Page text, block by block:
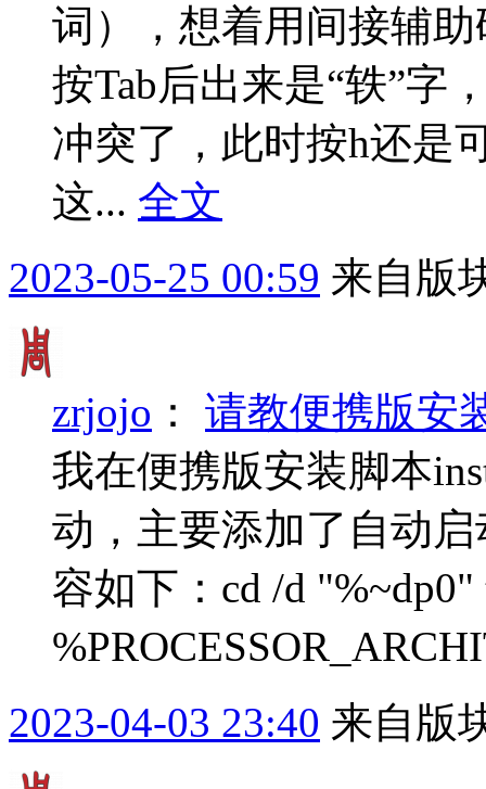
词），想着用间接辅助
按Tab后出来是“轶”字
冲突了，此时按h还是
这... 全文
2023-05-25 00:59 来自版
zrjojo ： 请教便携版安
我在便携版安装脚本
动，主要添加了自动
容如下：cd /d "%~dp0"
2023-04-03 23:40 来自版